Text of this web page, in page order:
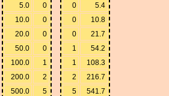
5.0
0
10.0
0
20.0
0
50.0
0
100.0
1
200.0
2
500.0
5
0
5.4
0
10.8
0
21.7
1
54.2
1
108.3
2
216.7
5
541.7